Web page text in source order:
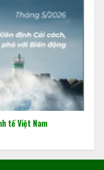
tế Việt Nam